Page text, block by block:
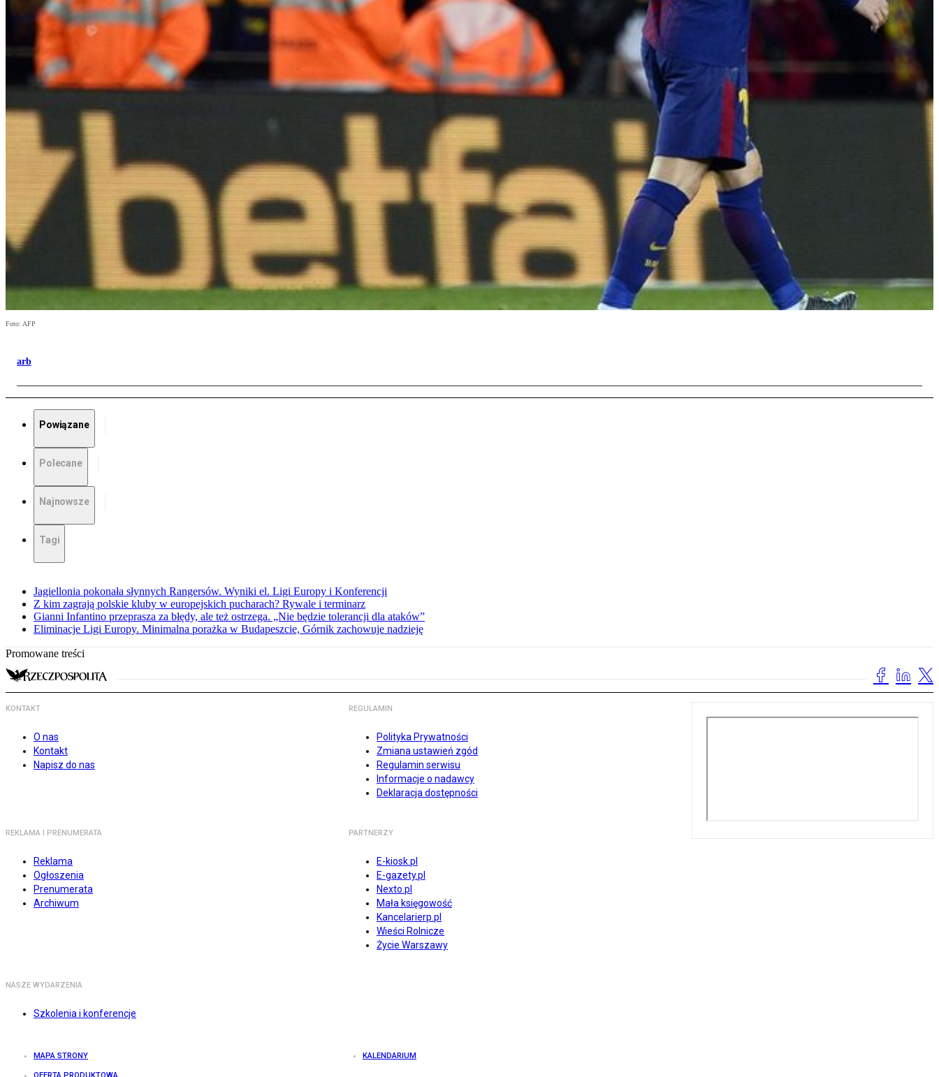
Foto: AFP
arb
Powiązane
Polecane
Najnowsze
Tagi
Jagiellonia pokonała słynnych Rangersów. Wyniki el. Ligi Europy i Konferencji
Z kim zagrają polskie kluby w europejskich pucharach? Rywale i terminarz
Gianni Infantino przeprasza za błędy, ale też ostrzega. „Nie będzie tolerancji dla ataków”
Eliminacje Ligi Europy. Minimalna porażka w Budapeszcie, Górnik zachowuje nadzieję
Promowane treści
KONTAKT
O nas
Kontakt
Napisz do nas
REGULAMIN
Polityka Prywatności
Zmiana ustawień zgód
Regulamin serwisu
Informacje o nadawcy
Deklaracja dostępności
REKLAMA I PRENUMERATA
Reklama
Ogłoszenia
Prenumerata
Archiwum
PARTNERZY
E-kiosk.pl
E-gazety.pl
Nexto.pl
Mała księgowość
Kancelarierp.pl
Wieści Rolnicze
Życie Warszawy
NASZE WYDARZENIA
Szkolenia i konferencje
MAPA STRONY KALENDARIUM